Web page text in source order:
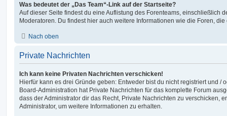
Was bedeutet der „Das Team“-Link auf der Startseite?
Auf dieser Seite findest du eine Auflistung des Forenteams, einschließlich
Moderatoren. Du findest hier auch weitere Informationen wie die Foren,
Nach oben
Private Nachrichten
Ich kann keine Privaten Nachrichten verschicken!
Hierfür kann es drei Gründe geben: Entweder bist du nicht registriert und /
Board-Administration hat Private Nachrichten für das komplette Forum
dass der Administrator dir das Recht, Private Nachrichten zu verschicken,
Administrator, um weitere Informationen zu erhalten.